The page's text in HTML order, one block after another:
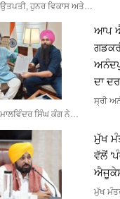
ਉਤਪਤੀ, ਹੁਨਰ ਵਿਕਾਸ ਅਤੇ…
ਆਪ
ਦਾ
ਸ੍ਰੀ
ਮਾਲਵਿੰਦਰ ਸਿੰਘ ਕੰਗ ਨੇ…
ਮੁੱਖ
ਵੱਲੋਂ
ਮੁੱਖ